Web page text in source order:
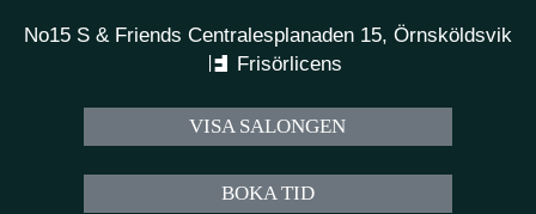
No15 S & Friends Centralesplanaden 15, Örnsköldsvik
Frisörlicens
VISA SALONGEN
BOKA TID